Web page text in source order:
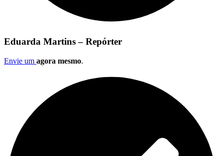
Eduarda Martins – Repórter
Envie um agora mesmo.